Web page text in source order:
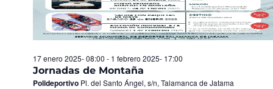
Jornadas de Montaña
17 enero 2025- 08:00 - 1 febrero 2025- 17:00
Polideportivo Pl. del Santo Ángel, s/n, Talamanca de Jatama